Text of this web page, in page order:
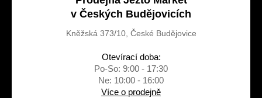
v Českých Budějovicích
Kněžská 373/10, České Budějovice
Otevírací doba:
Po-So: 9:00 - 17:30
Ne: 10:00 - 16:00
Více o prodejně